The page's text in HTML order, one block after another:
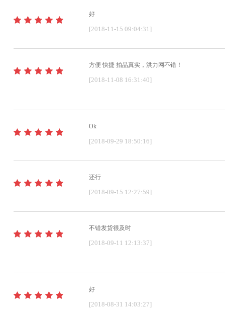
好
[2018-11-15 09:04:31]
方便 快捷 拍品真实，洪力网不错！
[2018-11-08 16:31:40]
Ok
[2018-09-29 18:50:16]
还行
[2018-09-15 12:27:59]
不错发货很及时
[2018-09-11 12:13:37]
好
[2018-08-31 14:03:27]